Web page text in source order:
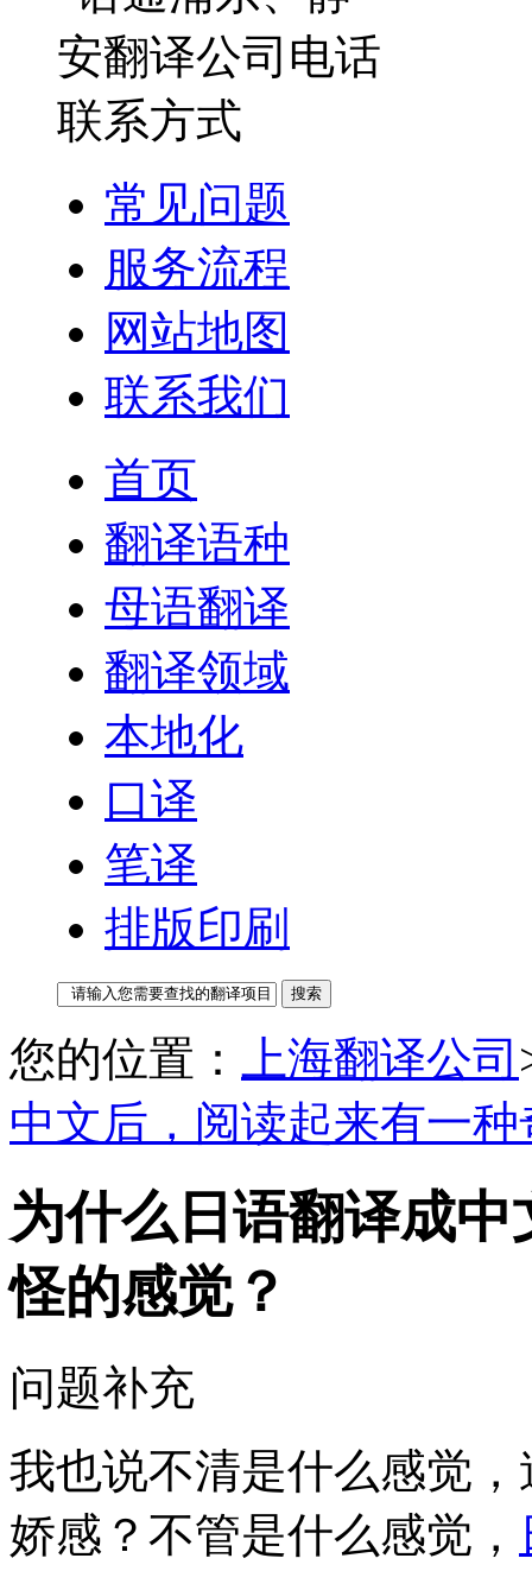
常见问题
服务流程
网站地图
联系我们
首页
翻译语种
母语翻译
翻译领域
本地化
口译
笔译
排版印刷
您的位置： 上海翻译公司
中文后，阅读起来有一
为什么日语翻译成
怪的感觉？
问题补充
我也说不清是什么感觉
娇感？不管是什么感觉，